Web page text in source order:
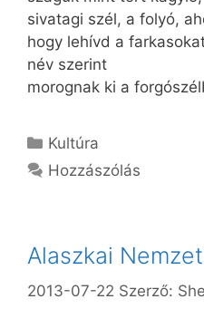
sivatagi szél, a folyó,
hogy lehívd a
név szerint
morognak ki a
Kategória
Kultúra
Hozzászólás
Alaszkai
2013-07-22 Szerző: